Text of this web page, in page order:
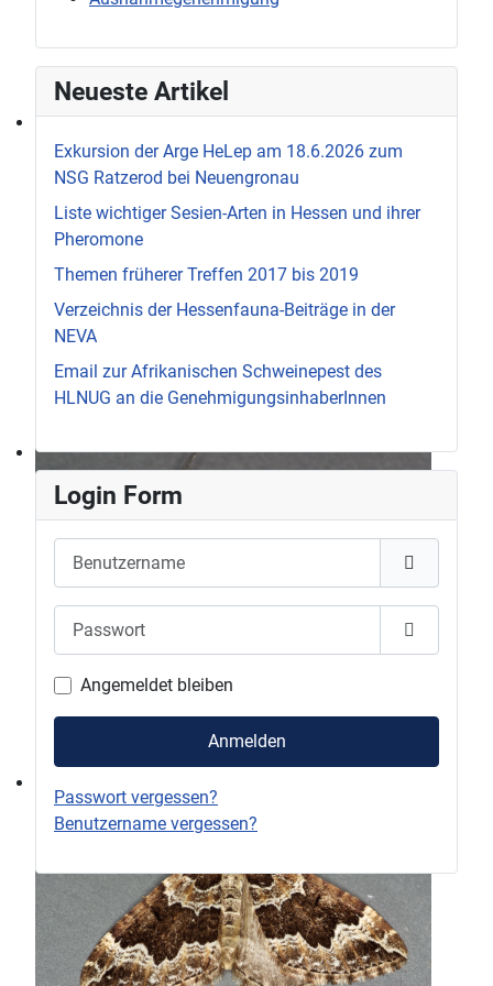
Neueste Artikel
Exkursion der Arge HeLep am 18.6.2026 zum
NSG Ratzerod bei Neuengronau
Liste wichtiger Sesien-Arten in Hessen und ihrer
Pheromone
Themen früherer Treffen 2017 bis 2019
Verzeichnis der Hessenfauna-Beiträge in der
NEVA
Email zur Afrikanischen Schweinepest des
HLNUG an die GenehmigungsinhaberInnen
Login Form
Passwort
Angemeldet bleiben
Anmelden
Passwort vergessen?
Benutzername vergessen?